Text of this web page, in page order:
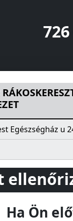
LAKÁSÉPITÖ-
Egészségház u
Ha Ön